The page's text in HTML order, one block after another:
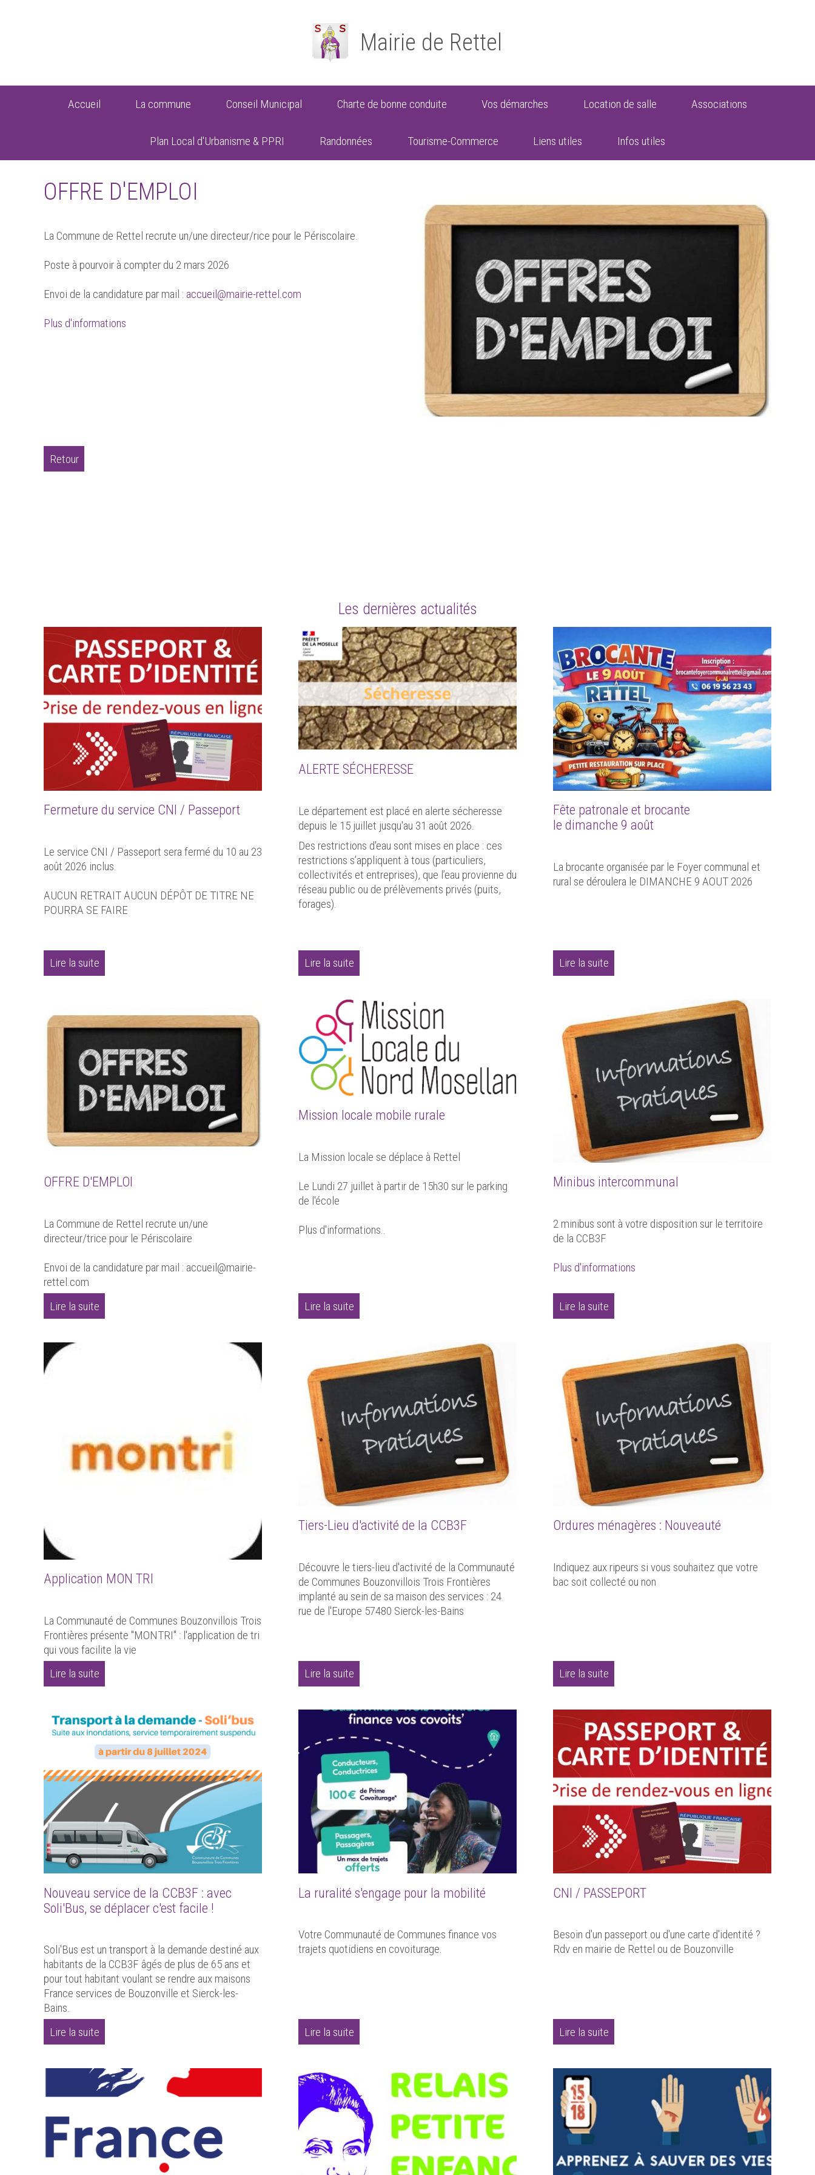
Mairie de Rettel
Accueil La commune Conseil Municipal Charte de bonne conduite Vos démarches Location de salle Associations
Plan Local d'Urbanisme & PPRI Randonnées Tourisme-Commerce Liens utiles Infos utiles
OFFRE D'EMPLOI
La Commune de Rettel recrute un/une directeur/rice pour le Périscolaire.
Poste à pourvoir à compter du 2 mars 2026
Envoi de la candidature par mail : accueil@mairie-rettel.com
Plus d'informations
Retour
Les dernières actualités
Fermeture du service CNI / Passeport
Le service CNI / Passeport sera fermé du 10 au 23
août 2026 inclus.
AUCUN RETRAIT AUCUN DÉPÔT DE TITRE NE
POURRA SE FAIRE
Lire la suite
ALERTE SÉCHERESSE
Le département est placé en alerte sécheresse
depuis le 15 juillet jusqu'au 31 août 2026.
Des restrictions d'eau sont mises en place : ces
restrictions s’appliquent à tous (particuliers,
collectivités et entreprises), que l’eau provienne du
réseau public ou de prélèvements privés (puits,
forages).
Lire la suite
Fête patronale et brocante
le dimanche 9 août
La brocante organisée par le Foyer communal et
rural se déroulera le DIMANCHE 9 AOUT 2026
Lire la suite
OFFRE D'EMPLOI
La Commune de Rettel recrute un/une
directeur/trice pour le Périscolaire
Envoi de la candidature par mail : accueil@mairie-
rettel.com
Lire la suite
Mission locale mobile rurale
La Mission locale se déplace à Rettel
Le Lundi 27 juillet à partir de 15h30 sur le parking
de l'école
Plus d'informations..
Lire la suite
Minibus intercommunal
2 minibus sont à votre disposition sur le territoire
de la CCB3F
Plus d'informations
Lire la suite
Application MON TRI
La Communauté de Communes Bouzonvillois Trois
Frontières présente "MONTRI" : l'application de tri
qui vous facilite la vie
Lire la suite
Tiers-Lieu d'activité de la CCB3F
Découvre le tiers-lieu d'activité de la Communauté
de Communes Bouzonvillois Trois Frontières
implanté au sein de sa maison des services : 24
rue de l'Europe 57480 Sierck-les-Bains
Lire la suite
Ordures ménagères : Nouveauté
Indiquez aux ripeurs si vous souhaitez que votre
bac soit collecté ou non
Lire la suite
Nouveau service de la CCB3F : avec
Soli'Bus, se déplacer c'est facile !
Soli'Bus est un transport à la demande destiné aux
habitants de la CCB3F âgés de plus de 65 ans et
pour tout habitant voulant se rendre aux maisons
France services de Bouzonville et Sierck-les-
Bains.
Lire la suite
La ruralité s'engage pour la mobilité
Votre Communauté de Communes finance vos
trajets quotidiens en covoiturage.
Lire la suite
CNI / PASSEPORT
Besoin d'un passeport ou d'une carte d'identité ?
Rdv en mairie de Rettel ou de Bouzonville
Lire la suite